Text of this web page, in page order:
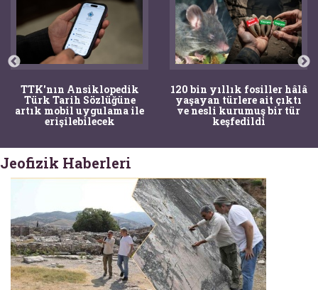
TTK'nın Ansiklopedik
Türk Tarih Sözlüğüne
artık mobil uygulama ile
erişilebilecek
120 bin yıllık fosiller hâlâ
yaşayan türlere ait çıktı
ve nesli kurumuş bir tür
keşfedildi
Jeofizik Haberleri